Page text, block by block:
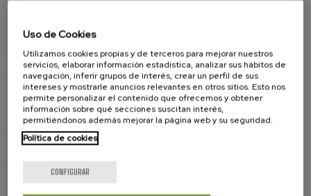
GUÍA DEL CONSUMIDOR
Aviación
Servicios Bancarios
Comercio
Suministros
Ferrocarril
Uso de Cookies
Utilizamos cookies propias y de terceros para mejorar nuestros
servicios, elaborar información estadística, analizar sus hábitos de
navegación, inferir grupos de interés, crear un perfil de sus
intereses y mostrarle anuncios relevantes en otros sitios. Esto nos
permite personalizar el contenido que ofrecemos y obtener
información sobre qué secciones suscitan interés,
permitiéndonos además mejorar la página web y su seguridad.
Política de cookies
CONFIGURAR